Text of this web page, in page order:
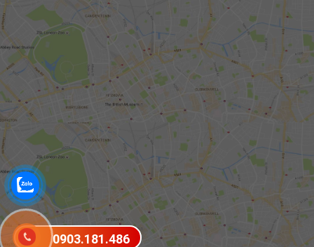
0903.181.486